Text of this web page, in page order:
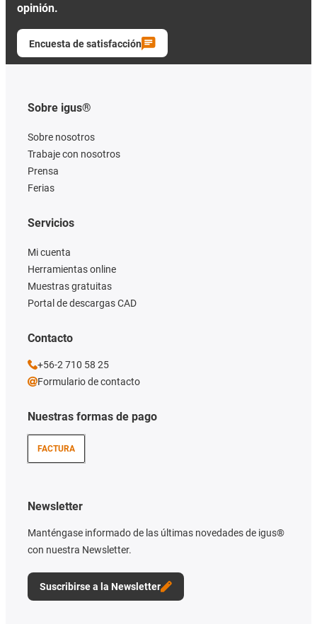
opinión.
Encuesta de satisfacción
Sobre igus®
Sobre nosotros
Trabaje con nosotros
Prensa
Ferias
Nuestras formas de pago
FACTURA
Servicios
Mi cuenta
Herramientas online
Muestras gratuitas
Portal de descargas CAD
Newsletter
Manténgase informado de las últimas novedades de igus®
con nuestra Newsletter.
Suscribirse a la Newsletter
Contacto
+56-2 710 58 25
Formulario de contacto